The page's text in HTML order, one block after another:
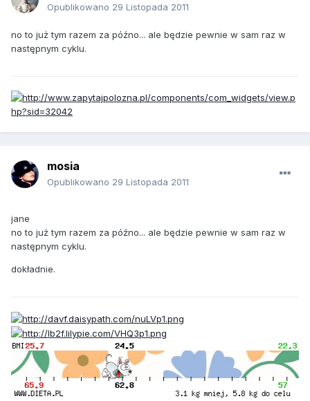
Opublikowano 29 Listopada 2011
no to już tym razem za późno... ale będzie pewnie w sam raz w
następnym cyklu.
mosia
Opublikowano 29 Listopada 2011
jane
no to już tym razem za późno... ale będzie pewnie w sam raz w
następnym cyklu.
dokładnie.